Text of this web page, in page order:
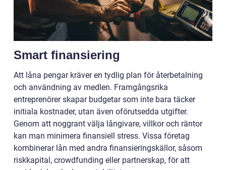
Smart finansiering
Att låna pengar kräver en tydlig plan för återbetalning
och användning av medlen. Framgångsrika
entreprenörer skapar budgetar som inte bara täcker
initiala kostnader, utan även oförutsedda utgifter.
Genom att noggrant välja långivare, villkor och räntor
kan man minimera finansiell stress. Vissa företag
kombinerar lån med andra finansieringskällor, såsom
riskkapital, crowdfunding eller partnerskap, för att